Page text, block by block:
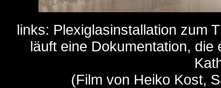
links: Plexiglasinstallation zum
läuft eine Dokumentation,
(Film von Heiko Kost,